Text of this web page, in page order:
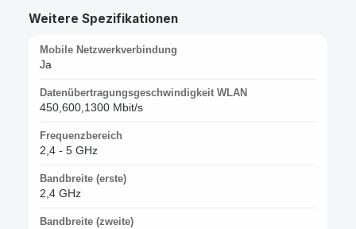
Weitere Spezifikationen
Mobile Netzwerkverbindung
Ja
Datenübertragungsgeschwindigkeit WLAN
450,600,1300 Mbit/s
Frequenzbereich
2,4 - 5 GHz
Bandbreite (erste)
2,4 GHz
Bandbreite (zweite)